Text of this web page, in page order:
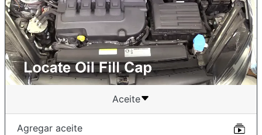
Aceite
Agregar aceite